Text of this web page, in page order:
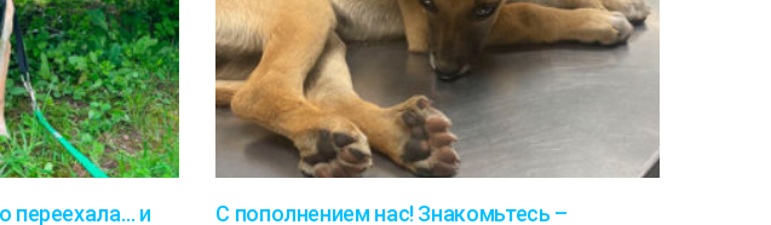
переехала… и
С пополнением нас! Знакомьтесь –